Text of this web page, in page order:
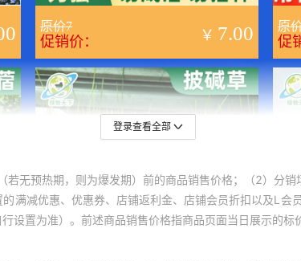
登录查看全部
若无预热期，则为爆发期）前的商品销售价格；（2）分
满减优惠、优惠券、店铺返利金、店铺会员折扣以及L
置为准）。前述商品销售价格指商品页面当日展示的标